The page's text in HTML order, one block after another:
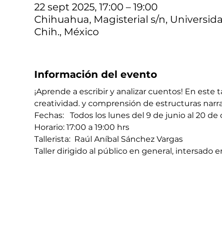
22 sept 2025, 17:00 – 19:00
Chihuahua, Magisterial s/n,
Chih., México
Información del evento
¡Aprende a escribir y analizar cuentos! En
creatividad. y comprensión de estructuras
Fechas:   Todos los lunes del 9 de junio al 20
Horario: 17:00 a 19:00 hrs
Tallerista:  Raúl Aníbal Sánchez Vargas
Taller dirigido al público en general, intersado